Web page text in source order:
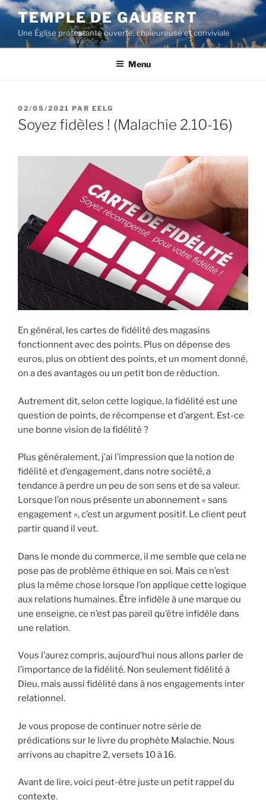
Aller
contenu
principal
TEMPLE DE GAUBERT
Une Église protestante ouverte, chaleureuse et conviviale
Menu
PUBLIÉ
LE
02/05/2021 PAR EELG
Soyez fidèles ! (Malachie 2.10-16)
En général, les cartes de fidélité des magasins
fonctionnent avec des points. Plus on dépense des
euros, plus on obtient des points, et un moment donné,
on a des avantages ou un petit bon de réduction.
Autrement dit, selon cette logique, la fidélité est une
question de points, de récompense et d’argent. Est-ce
une bonne vision de la fidélité ?
Plus généralement, j’ai l’impression que la notion de
fidélité et d’engagement, dans notre société, a
tendance à perdre un peu de son sens et de sa valeur.
Lorsque l’on nous présente un abonnement « sans
engagement », c’est un argument positif. Le client peut
partir quand il veut.
Dans le monde du commerce, il me semble que cela ne
pose pas de problème éthique en soi. Mais ce n’est
plus la même chose lorsque l’on applique cette logique
aux relations humaines. Être infidèle à une marque ou
une enseigne, ce n’est pas pareil qu’être infidèle dans
une relation.
Vous l’aurez compris, aujourd’hui nous allons parler de
l’importance de la fidélité. Non seulement fidélité à
Dieu, mais aussi fidélité dans à nos engagements inter
relationnel.
Je vous propose de continuer notre série de
prédications sur le livre du prophète Malachie. Nous
arrivons au chapitre 2, versets 10 à 16.
Avant de lire, voici peut-être juste un petit rappel du
contexte.